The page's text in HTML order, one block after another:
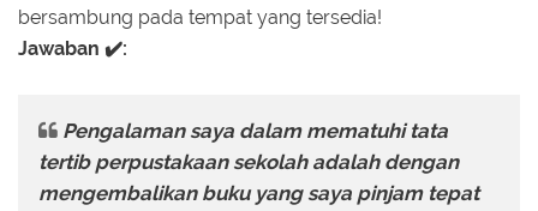
bersambung pada tempat yang tersedia!
Jawaban ✔️:
Pengalaman saya dalam mematuhi tata
tertib perpustakaan sekolah adalah dengan
mengembalikan buku yang saya pinjam tepat